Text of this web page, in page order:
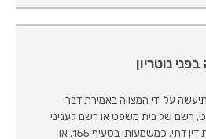
נוטריון
תיעשה על ידי המצווה באמירת דברי
רשם של בית משפט או רשם לעניני
ירושה, או בפני חבר של בית דין דתי, כמשמעותו בסעיף 155, או